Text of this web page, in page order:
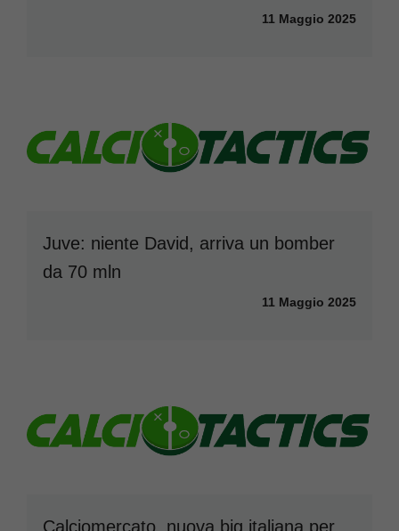
11 Maggio 2025
Juve: niente David, arriva un bomber
da 70 mln
11 Maggio 2025
Calciomercato, nuova big italiana per